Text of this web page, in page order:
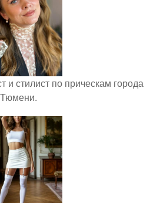
и стилист по прическам города
Тюмени.